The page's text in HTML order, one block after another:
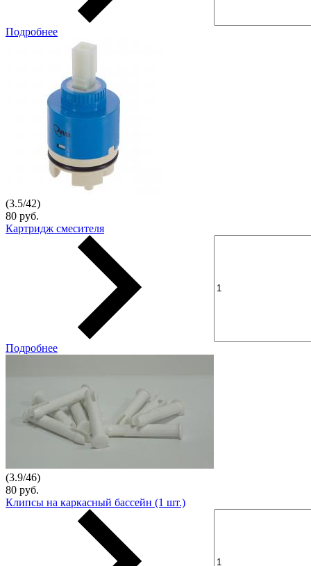
Подробнее
(3.5/42)
80 руб.
Картридж смесителя
Подробнее
(3.9/46)
80 руб.
Клипсы на каркасный бассейн (1 шт.)